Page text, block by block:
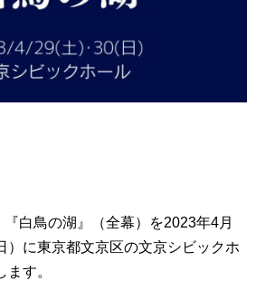
白鳥の湖』（全幕）を2023年4月
）に東京都文京区の文京シビックホ
す。